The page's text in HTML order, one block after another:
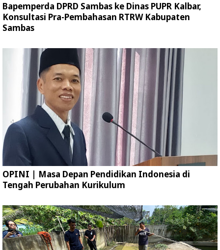
Bapemperda DPRD Sambas ke Dinas PUPR Kalbar,
Konsultasi Pra-Pembahasan RTRW Kabupaten
Sambas
OPINI | Masa Depan Pendidikan Indonesia di
Tengah Perubahan Kurikulum